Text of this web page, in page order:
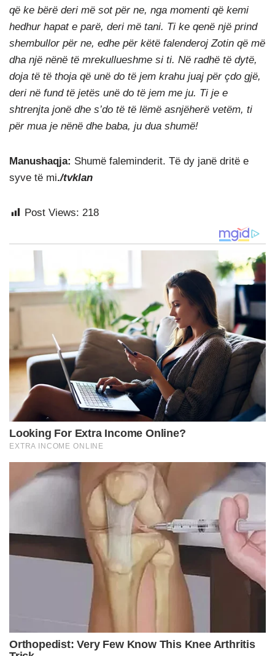
që ke bërë deri më sot për ne, nga momenti që kemi
hedhur hapat e parë, deri më tani. Ti ke qenë një prind
shembullor për ne, edhe për këtë falenderoj Zotin që më
dha një nënë të mrekullueshme si ti. Në radhë të dytë,
doja të të thoja që unë do të jem krahu juaj për çdo gjë,
deri në fund të jetës unë do të jem me ju. Ti je e
shtrenjta jonë dhe s’do të të lëmë asnjëherë vetëm, ti
për mua je nënë dhe baba, ju dua shumë!
Manushaqja: Shumë faleminderit. Të dy janë dritë e
syve të mi./tvklan
Post Views: 218